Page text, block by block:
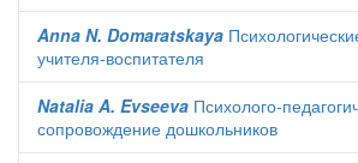
Anna N. Domaratskaya
учителя-воспитателя
Natalia A. Evseeva Психолого-
сопровождение дошкольников